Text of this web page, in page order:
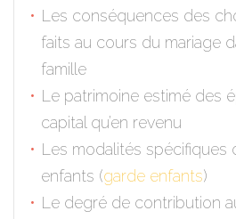
Les conséquences des
faits au cours du mariage
famille
Le patrimoine estimé des
capital qu’en revenu
Les modalités spécifiques
enfants (garde enfants)
Le degré de contribution